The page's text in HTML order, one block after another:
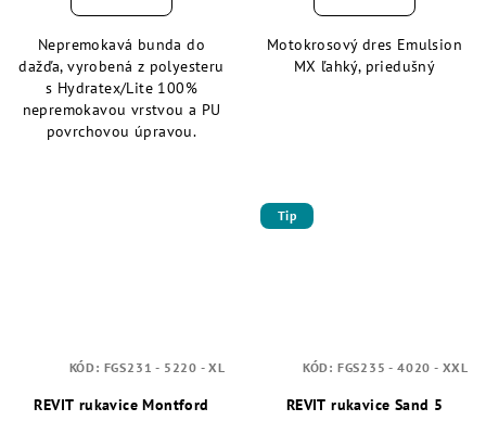
Nepremokavá bunda do
dažďa, vyrobená z polyesteru
s Hydratex/Lite 100%
nepremokavou vrstvou a PU
povrchovou úpravou.
Motokrosový dres Emulsion
MX ľahký, priedušný
REVIT rukavice Montford
KÓD: FGS231 - 5220 - XL
Tip
REVIT rukavice Sand 5
KÓD: FGS235 - 4020 - XXL